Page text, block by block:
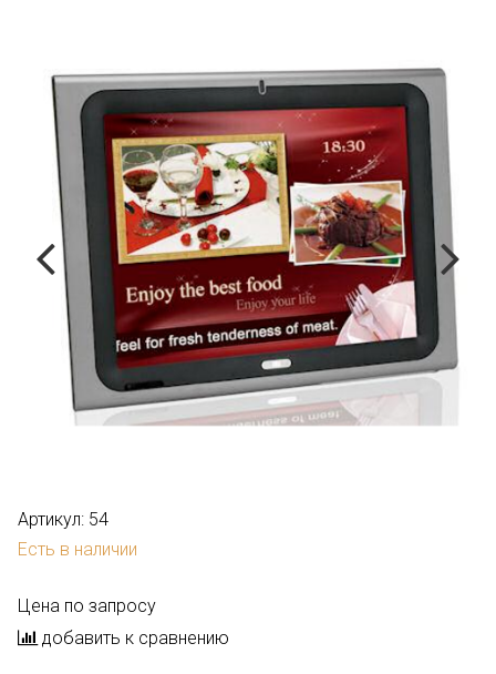
Артикул: 54
Есть в наличии
Цена по запросу
добавить к сравнению